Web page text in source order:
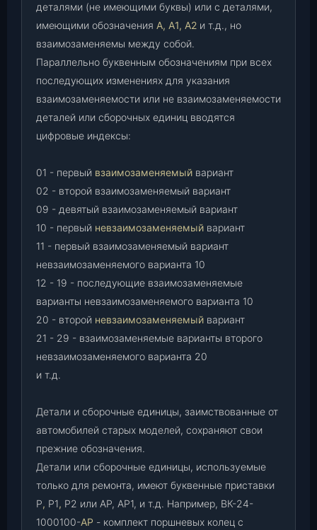
деталями (не имеющими буквы) или с деталями,
имеющими обозначения А, А1, А2 и т.д., но
взаимозаменяемы между собой.
Параллельно буквенным обозначениям при всех
последующих изменениях для указания
взаимозаменяемости или не взаимозаменяемости
деталей или сборочных единиц вводятся
цифровые индексы:
01 - первый взаимозаменяемый вариант
02 - второй взаимозаменяемый вариант
09 - девятый взаимозаменяемый вариант
10 - первый невзаимозаменяемый вариант
11 - первый взаимозаменяемый вариант
невзаимозаменяемого варианта 10
12 - 19 - последующие взаимозаменяемые
варианты невзаимозаменяемого варианта 10
20 - второй невзаимозаменяемый вариант
21 - 29 - взаимозаменяемые варианты второго
невзаимозаменяемого варианта 20
и т.д.
Детали и сборочные единицы, заимствованные от
автомобилей старых моделей, сохраняют свои
прежние обозначения.
Детали или сборочные единицы, используемые
только для ремонта, имеют буквенные приставки
Р, Р1, Р2 или АР, АР1, и т.д. Например, ВК-24-
1000100-АР - комплект поршневых колец с